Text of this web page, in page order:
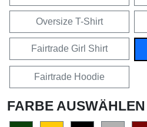
Oversize T-Shirt
Fairtrade Girl Shirt
Fairtrade Hoodie
FARBE AUSWÄHLEN